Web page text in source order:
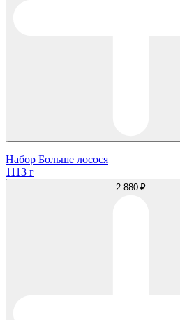
Набор Больше лосося
1113 г
2 880 ₽